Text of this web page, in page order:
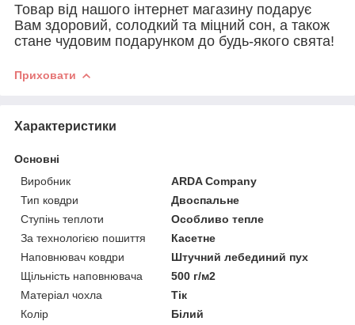
Товар від нашого інтернет магазину подарує
Вам здоровий, солодкий та міцний сон, а також
стане чудовим подарунком до будь-якого свята!
Приховати
Характеристики
Основні
Виробник
ARDA Company
Тип ковдри
Двоспальне
Ступінь теплоти
Особливо тепле
За технологією пошиття
Касетне
Наповнювач ковдри
Штучний лебединий пух
Щільність наповнювача
500 г/м2
Матеріал чохла
Тік
Колір
Білий